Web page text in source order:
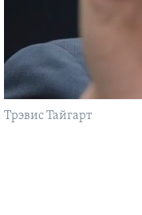
Трэвис Тайгарт